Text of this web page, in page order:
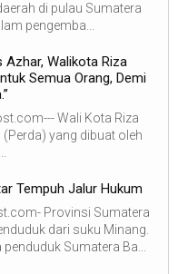
di pulau Sumatera
pengemba...
Azhar, Walikota Riza
Semua Orang, Demi
Wali Kota Riza
yang dibuat oleh
Tempuh Jalur Hukum
Provinsi Sumatera
dari suku Minang.
Sumatera Ba...